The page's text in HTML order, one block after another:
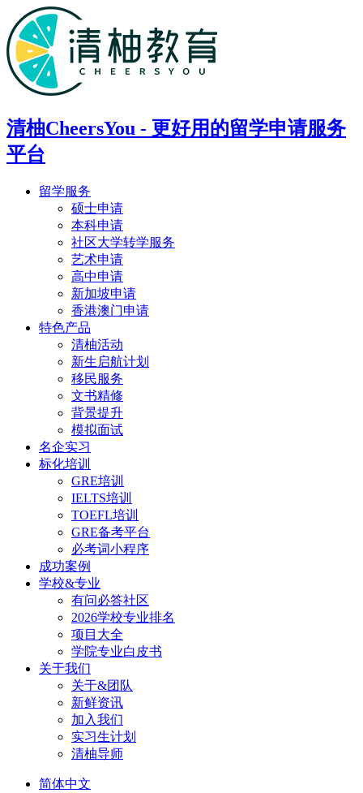
清柚CheersYou - 更好用的留学申请服务
平台
留学服务
硕士申请
本科申请
社区大学转学服务
艺术申请
高中申请
新加坡申请
香港澳门申请
特色产品
清柚活动
新生启航计划
移民服务
文书精修
背景提升
模拟面试
名企实习
标化培训
GRE培训
IELTS培训
TOEFL培训
GRE备考平台
必考词小程序
成功案例
学校&专业
有问必答社区
2026学校专业排名
项目大全
学院专业白皮书
关于我们
关于&团队
新鲜资讯
加入我们
实习生计划
清柚导师
简体中文